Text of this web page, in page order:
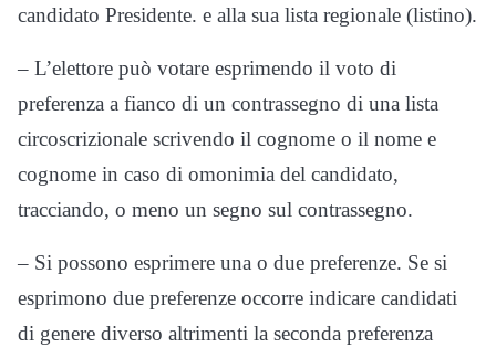
candidato Presidente. e alla sua lista regionale (listino).
– L’elettore può votare esprimendo il voto di
preferenza a fianco di un contrassegno di una lista
circoscrizionale scrivendo il cognome o il nome e
cognome in caso di omonimia del candidato,
tracciando, o meno un segno sul contrassegno.
– Si possono esprimere una o due preferenze. Se si
esprimono due preferenze occorre indicare candidati
di genere diverso altrimenti la seconda preferenza